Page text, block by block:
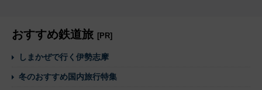
おすすめ鉄道旅 [PR]
しまかぜで行く伊勢志摩
冬のおすすめ国内旅行特集